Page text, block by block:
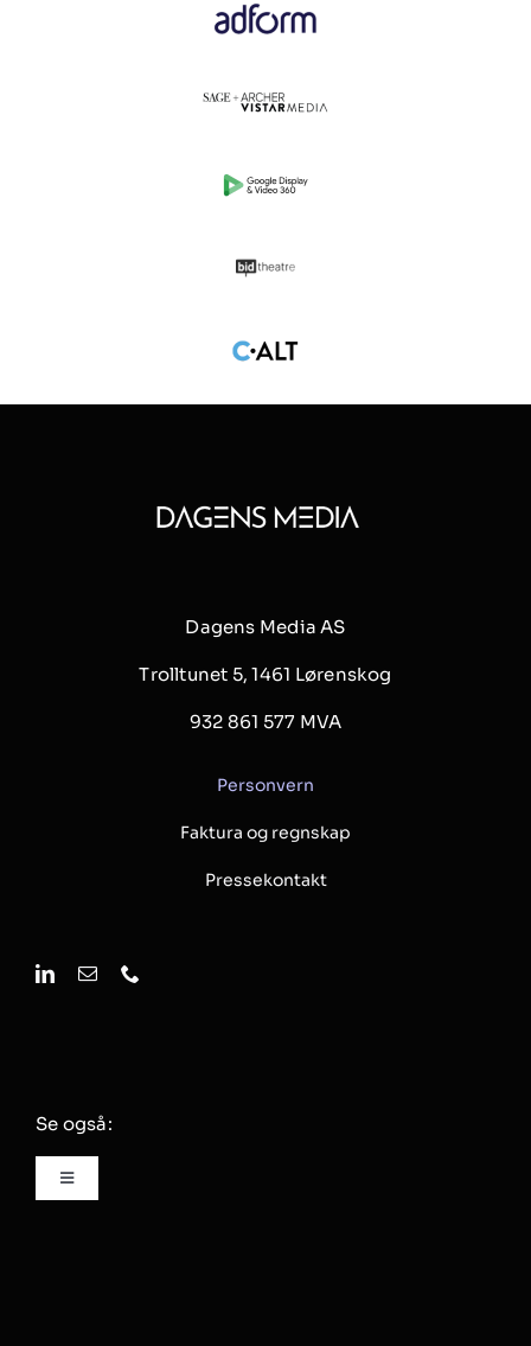
Dagens Media AS
Trolltunet 5, 1461 Lørenskog
932 861 577 MVA
Personvern
Faktura og regnskap
Pressekontakt
Se også:
Toggle